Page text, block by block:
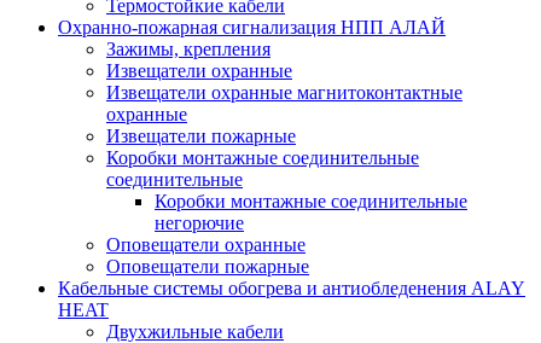
Термостойкие кабели
Охранно-пожарная сигнализация НПП АЛАЙ
Зажимы, крепления
Извещатели охранные
Извещатели охранные магнитоконтактные
охранные
Извещатели пожарные
Коробки монтажные соединительные
соединительные
Коробки монтажные соединительные
негорючие
Оповещатели охранные
Оповещатели пожарные
Кабельные системы обогрева и антиобледенения ALAY
HEAT
Двухжильные кабели